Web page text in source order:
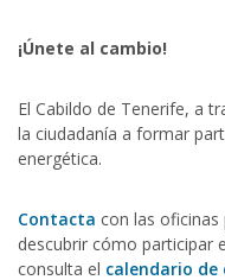
¡Únete al cambio!
El Cabildo de Tenerife, a
la ciudadanía a formar
energética.
Contacta con las
descubrir cómo participar
consulta el calendario de